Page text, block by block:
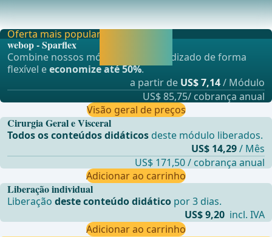
O procedimento é realizado sob anestesia por intubação.
... - Operações de Cirurgia Geral, Visceral
Liberação individual
Liberaçãodeste conteúdo didático por 3 dias.
US$ 9,20 incl. IVA
Adicionar ao carrinho
Oferta mais popular
webop - Sparflex
Combine nossos módulos de aprendizado de forma
flexível eeconomize até 50%.
a partir de US$ 7,14/ Módulo
US$ 85,75/ cobrança anual
Visão geral de preços
Cirurgia Geral e Visceral
Todos os conteúdos didáticos deste módulo liberados.
US$ 14,29/ Mês
US$ 171,50 / cobrança anual
Adicionar ao carrinho